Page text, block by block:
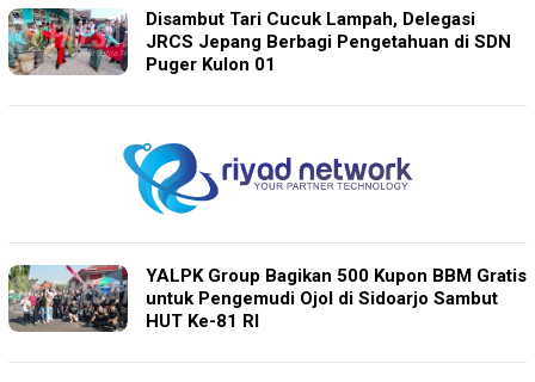
Disambut Tari Cucuk Lampah, Delegasi
JRCS Jepang Berbagi Pengetahuan di SDN
Puger Kulon 01
YALPK Group Bagikan 500 Kupon BBM Gratis
untuk Pengemudi Ojol di Sidoarjo Sambut
HUT Ke-81 RI